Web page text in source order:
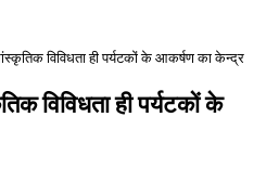
विविधता ही पर्यटकों के आकर्षण का केन्द्र
विविधता ही पर्यटकों के